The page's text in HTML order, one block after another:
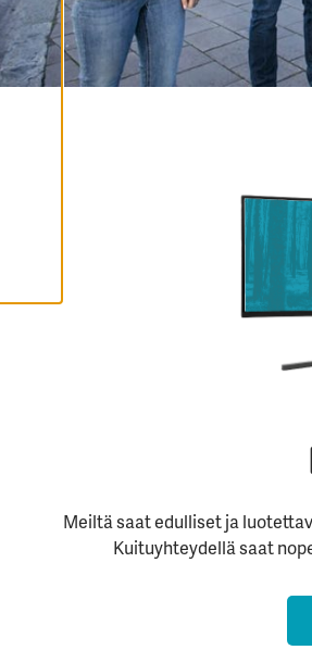
K
A
K
K
Meiltä saat edulliset ja
Kuituyhteydellä saat